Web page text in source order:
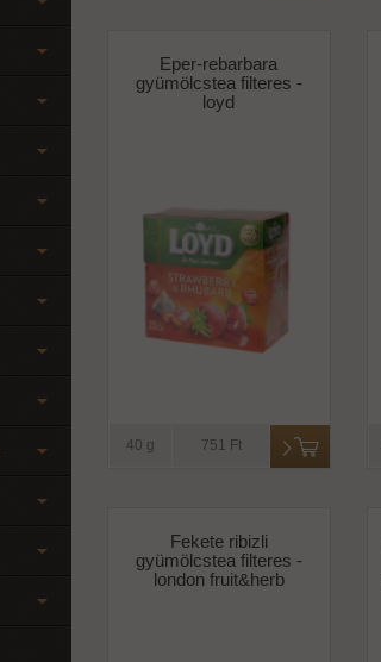
Eper-rebarbara
gyümölcstea filteres -
loyd
40 g 751 Ft
Fekete ribizli
gyümölcstea filteres -
london fruit&herb